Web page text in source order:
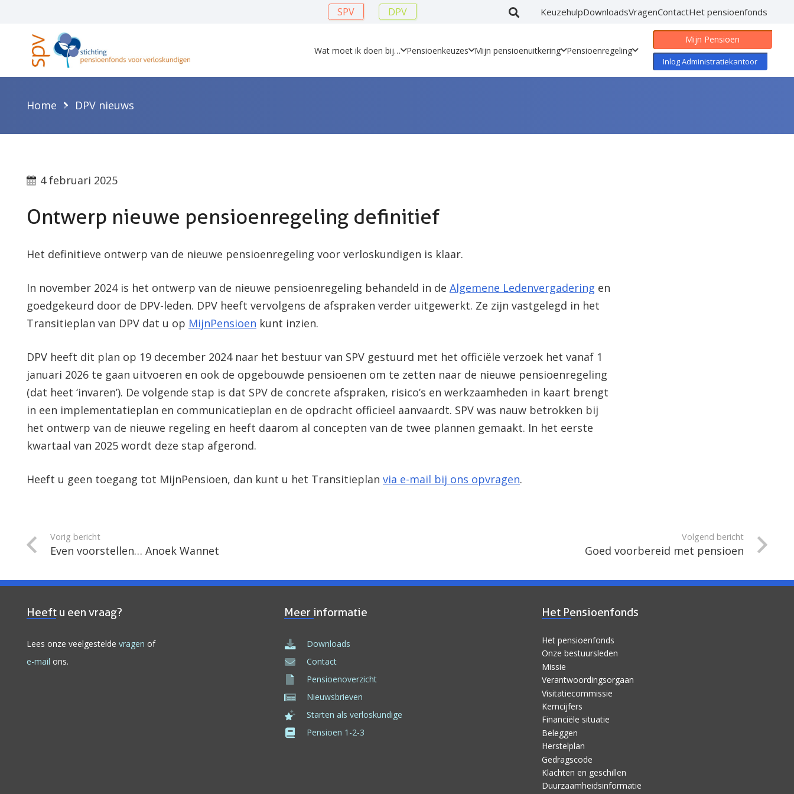
SPV DPV KeuzehulpDownloadsVragenContactHet pensioenfonds
Wat moet ik doen bij… Pensioenkeuzes Mijn pensioenuitkering Pensioenregeling
Mijn Pensioen
Inlog Administratiekantoor
Home DPV nieuws
4 februari 2025
Ontwerp nieuwe pensioenregeling definitief
Het definitieve ontwerp van de nieuwe pensioenregeling voor verloskundigen is klaar.
In november 2024 is het ontwerp van de nieuwe pensioenregeling behandeld in de Algemene Ledenvergadering en
goedgekeurd door de DPV-leden. DPV heeft vervolgens de afspraken verder uitgewerkt. Ze zijn vastgelegd in het
Transitieplan van DPV dat u op MijnPensioen kunt inzien.
DPV heeft dit plan op 19 december 2024 naar het bestuur van SPV gestuurd met het officiële verzoek het vanaf 1
januari 2026 te gaan uitvoeren en ook de opgebouwde pensioenen om te zetten naar de nieuwe pensioenregeling
(dat heet ‘invaren’). De volgende stap is dat SPV de concrete afspraken, risico’s en werkzaamheden in kaart brengt
in een implementatieplan en communicatieplan en de opdracht officieel aanvaardt. SPV was nauw betrokken bij
het ontwerp van de nieuwe regeling en heeft daarom al concepten van de twee plannen gemaakt. In het eerste
kwartaal van 2025 wordt deze stap afgerond.
Heeft u geen toegang tot MijnPensioen, dan kunt u het Transitieplan via e-mail bij ons opvragen.
Vorig bericht
Even voorstellen… Anoek Wannet
Volgend bericht
Goed voorbereid met pensioen
Heeft u een vraag?
Lees onze veelgestelde vragen of
e-mail ons.
Meer informatie
Downloads
Contact
Pensioenoverzicht
Nieuwsbrieven
Starten als verloskundige
Pensioen 1-2-3
Het Pensioenfonds
Het pensioenfonds
Onze bestuursleden
Missie
Verantwoordingsorgaan
Visitatiecommissie
Kerncijfers
Financiële situatie
Beleggen
Herstelplan
Gedragscode
Klachten en geschillen
Duurzaamheidsinformatie